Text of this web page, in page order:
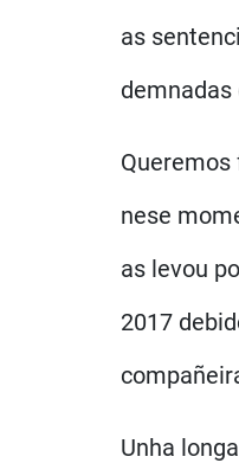
as
demnadas
Queremos
nese
as levou
2017
Unha